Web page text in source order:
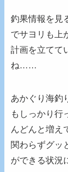
釣果情報を見
でサヨリも上
計画を立てて
ね……
あかぐり海釣
もしっかり行
んどんと増え
関わらずグッ
ができる状況